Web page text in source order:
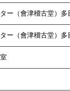
ー（會津稽古堂）多
ー（會津稽古堂）多